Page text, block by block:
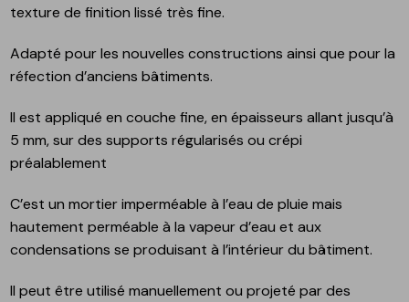
texture de finition lissé très fine.
Adapté pour les nouvelles constructions ainsi que pour la
réfection d’anciens bâtiments.
Il est appliqué en couche fine, en épaisseurs allant jusqu’à
5 mm, sur des supports régularisés ou crépi
préalablement
C’est un mortier imperméable à l’eau de pluie mais
hautement perméable à la vapeur d’eau et aux
condensations se produisant à l’intérieur du bâtiment.
Il peut être utilisé manuellement ou projeté par des